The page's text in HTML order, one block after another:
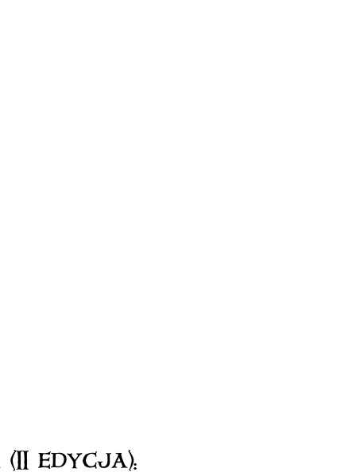
edycja):